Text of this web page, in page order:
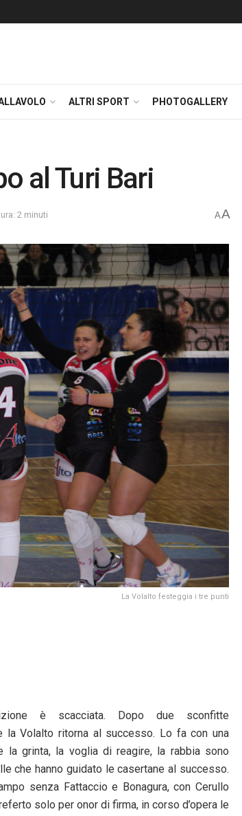
ALTRI SPORT PHOTOGALLERY
al Turi Bari
2 minuti AA
La Volalto festeggia i tre punti
è scacciata. Dopo due sconfitte
la Volalto ritorna al successo. Lo fa con una
la grinta, la voglia di reagire, la rabbia sono
che hanno guidato le casertane al successo.
senza Fattaccio e Bonagura, con Cerullo
solo per onor di firma, in corso d’opera le